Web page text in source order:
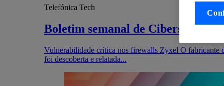
Telefónica Tech
Boletim semanal de
Vulnerabilidade crítica nos firewalls Zyxel O fabricante
foi descoberta e relatada...